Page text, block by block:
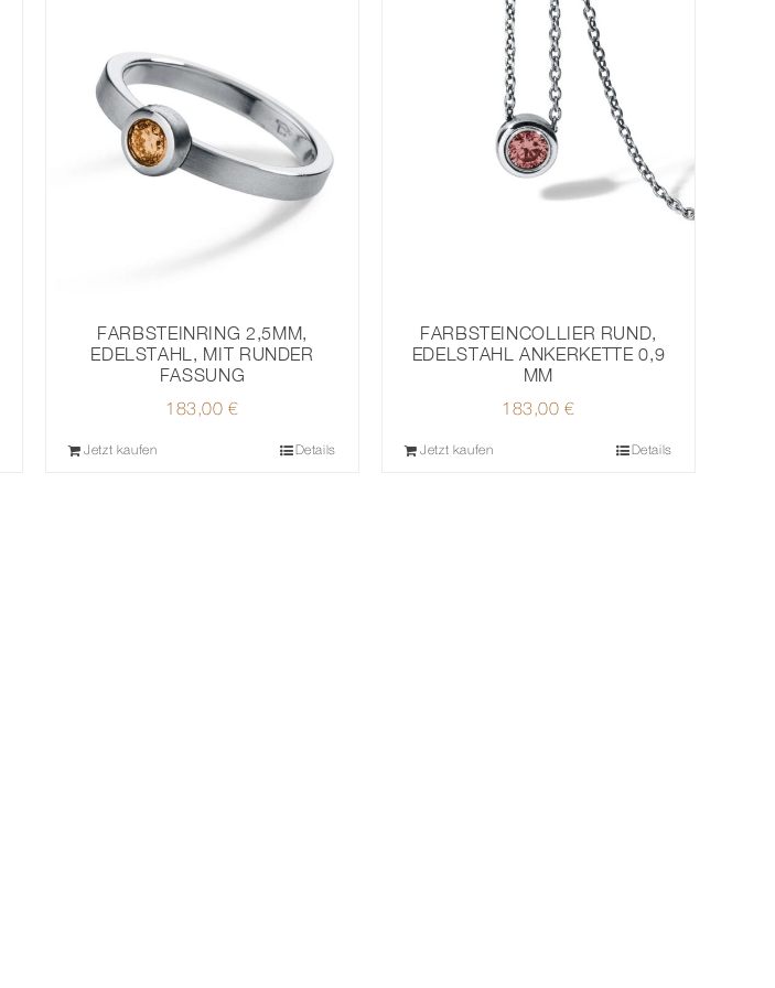
FARBSTEINRING 2,5MM,
EDELSTAHL, MIT RUNDER
FASSUNG
183,00€
Jetzt kaufen Details
FARBSTEINCOLLIER RUND,
EDELSTAHL ANKERKETTE 0,9
MM
183,00€
Jetzt kaufen Details